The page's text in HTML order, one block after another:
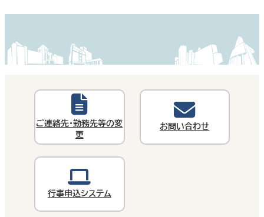
ご連絡先・勤務先等の変
更
お問い合わせ
行事申込システム